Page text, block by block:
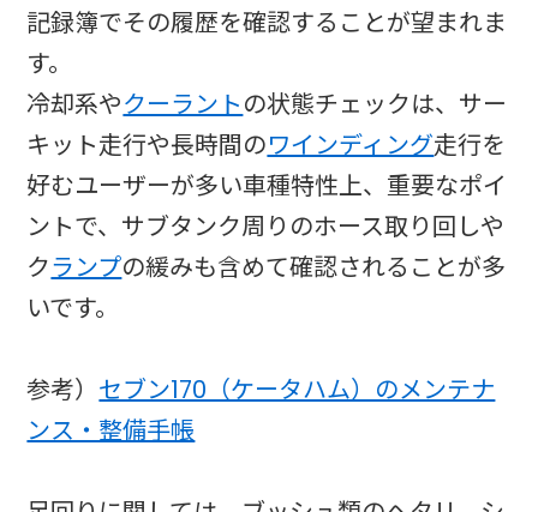
記録簿でその履歴を確認することが望まれま
す。
冷却系やクーラントの状態チェックは、サー
キット走行や長時間のワインディング走行を
好むユーザーが多い車種特性上、重要なポイ
ントで、サブタンク周りのホース取り回しや
クランプの緩みも含めて確認されることが多
いです。
参考） セブン170（ケータハム）のメンテナ
ンス・整備手帳